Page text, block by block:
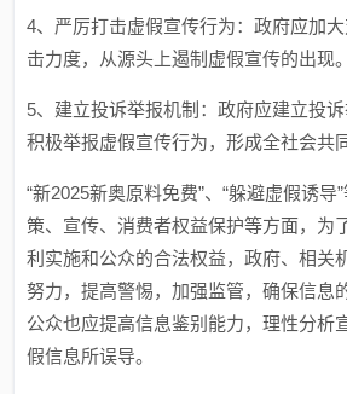
4、严厉打击虚假宣传行为：政府应加
击力度，从源头上遏制虚假宣传的出现。
5、建立投诉举报机制：政府应建立投
积极举报虚假宣传行为，形成全社会共
“新2025新奥原料免费”、“躲避虚假诱导
策、宣传、消费者权益保护等方面，为
利实施和公众的合法权益，政府、相关
努力，提高警惕，加强监管，确保信息
公众也应提高信息鉴别能力，理性分析
假信息所误导。